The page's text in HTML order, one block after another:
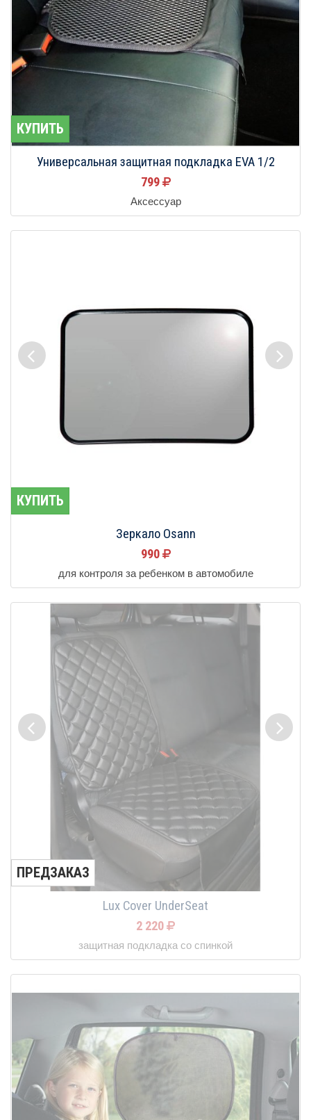
КУПИТЬ
Универсальная защитная подкладка EVA 1/2
799
Аксессуар
КУПИТЬ
Зеркало Osann
990
для контроля за ребенком в автомобиле
ПРЕДЗАКАЗ
Lux Cover UnderSeat
2 220
защитная подкладка со спинкой